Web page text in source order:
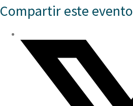
Compartir este evento